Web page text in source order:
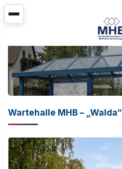
Wartehalle MHB – „Walda“